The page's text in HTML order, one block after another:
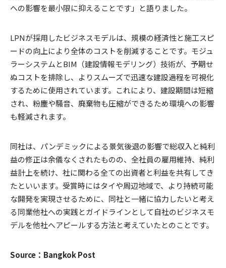
への影響を最小限に抑えることです」と語りました。
LPNが採用したビジネスモデルは、規模の経済性と施工スピ
ードの向上により全体のコストを削減することです。モジュ
ラーシステムとBIM（建設情報モデリング）技術が、予期せ
ぬコストを排除し、よりスムーズで迅速な建設過程を可視化
するために使用されています。これにより、建設期間は短縮
され、粉塵や騒音、廃棄物も圧縮ができるため環境への影響
も軽減されます。
同社は、パンデミックによる景気後退の影響で総収入と純利
益の修正は余儀なくされたものの、全社員の雇用維持、純利
益計上を続け、社に関わる全ての出資者と利益を共有してき
たといいます。受賞時にはタイや周辺地域で、より持続可能
な開発を実現させるために、同社と一緒に協力したいと考え
る同業他社への実践とガイドラインとして自社のビジネスモ
デルを他社へアピールする方法と考えていたとのことです。
Source：Bangkok Post